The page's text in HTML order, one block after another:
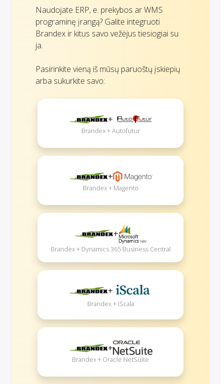
Naudojate ERP, e. prekybos ar WMS
programinę įrangą? Galite integruoti
Brandex ir kitus savo vežėjus tiesiogiai su
ja.
Pasirinkite vieną iš mūsų paruoštų įskiepių
arba sukurkite savo:
+
Brandex + Autofutur
+
Brandex + Magento
+
Brandex + Dynamics 365 Business Central
+
Brandex + iScala
+
Brandex + Oracle NetSuite